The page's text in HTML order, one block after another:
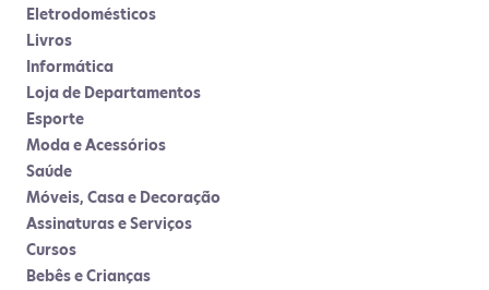
Eletrodomésticos
Livros
Informática
Loja de Departamentos
Esporte
Moda e Acessórios
Saúde
Móveis, Casa e Decoração
Assinaturas e Serviços
Cursos
Bebês e Crianças